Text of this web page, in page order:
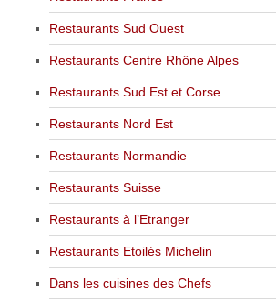
Restaurants Sud Ouest
Restaurants Centre Rhône Alpes
Restaurants Sud Est et Corse
Restaurants Nord Est
Restaurants Normandie
Restaurants Suisse
Restaurants à l’Etranger
Restaurants Etoilés Michelin
Dans les cuisines des Chefs